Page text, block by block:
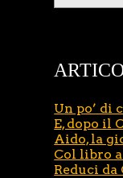
Un po’ di
E, dopo il
Aido, la
Col libro
Reduci